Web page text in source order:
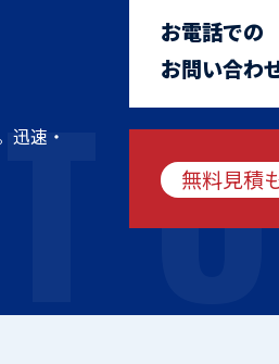
迅速・
お電話での
お問い合わ
無料見積